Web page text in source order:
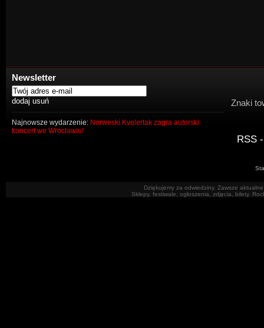
Newsletter
Najnowsze wydarzenie: Norweski Kvelertak zagra autorski
koncert we Wrocławiu!
Znaki
RSS
Dziękujemy za odwiedziny. Zawsze
Sklepy, festiwale, ogłoszenia, zdjęcia, bilety.